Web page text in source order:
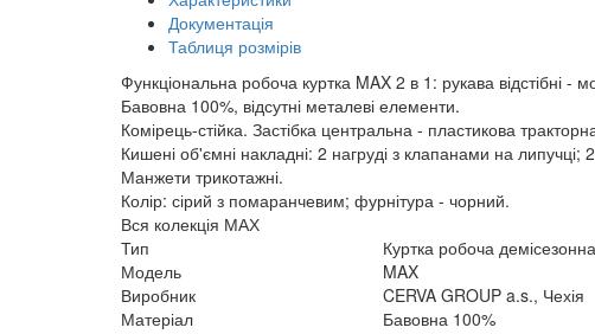
Документація
Таблиця розмірів
Функціональна робоча куртка MAX 2 в 1: рукава відстібні -
Бавовна 100%, відсутні металеві елементи.
Комірець-стійка. Застібка центральна - пластикова
Кишені об'ємні накладні: 2 нагруді з клапанами на липучці;
Манжети трикотажні.
Колір: сірий з помаранчевим; фурнітура - чорний.
Вся колекція МАХ
Тип
Куртка робоча демісезонна
Модель
MAX
Виробник
CERVA GROUP a.s., Чехія
Матеріал
Бавовна 100%